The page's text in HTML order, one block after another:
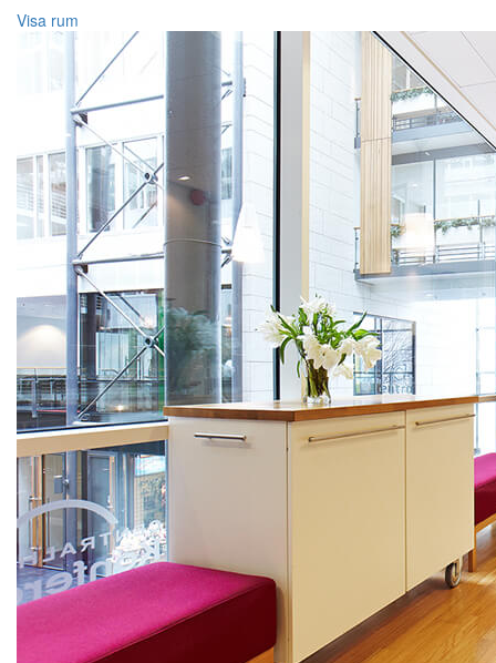
Visa rum